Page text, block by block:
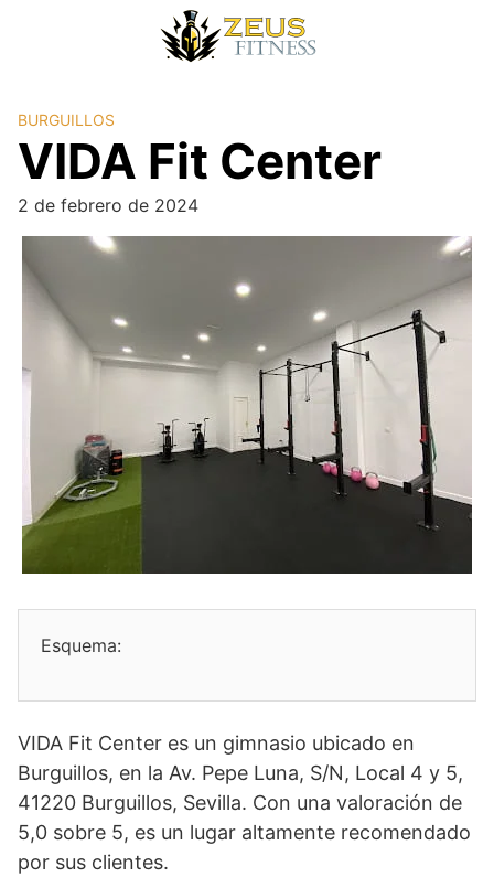
BURGUILLOS
VIDA Fit Center
2 de febrero de 2024
Esquema:
VIDA Fit Center es un gimnasio ubicado en
Burguillos, en la Av. Pepe Luna, S/N, Local 4 y 5,
41220 Burguillos, Sevilla. Con una valoración de
5,0 sobre 5, es un lugar altamente recomendado
por sus clientes.